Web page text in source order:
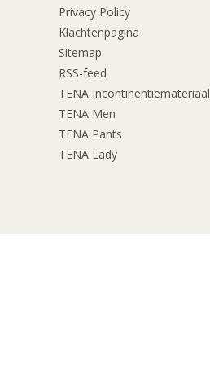
Privacy Policy
Klachtenpagina
Sitemap
RSS-feed
TENA Incontinentiemateriaal
TENA Men
TENA Pants
TENA Lady